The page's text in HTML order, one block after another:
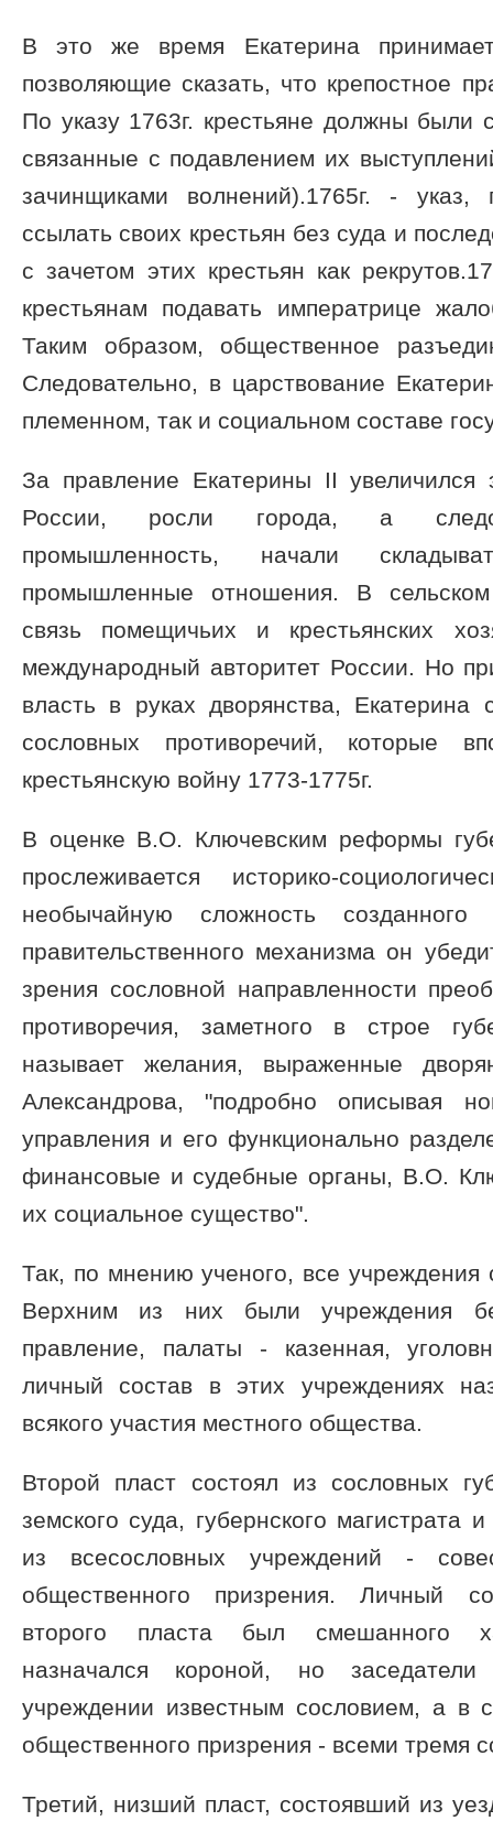
В это же время Екатерина
позволяющие сказать, что крепостное
По указу 1763г. крестьяне должны были
связанные с подавлением их
зачинщиками волнений).1765г. -
ссылать своих крестьян без суда и
с зачетом этих крестьян как
крестьянам подавать императрице
Таким образом, общественное
Следовательно, в царствование
племенном, так и социальном составе
За правление Екатерины II увеличился
России, росли города, а
промышленность, начали
промышленные отношения. В сельском
связь помещичьих и крестьянских
международный авторитет России. Но
власть в руках дворянства, Екатерина
сословных противоречий, которые
крестьянскую войну 1773-1775г.
В оценке В.О. Ключевским реформы
прослеживается историко-
необычайную сложность созданного
правительственного механизма он
зрения сословной направленности
противоречия, заметного в строе
называет желания, выраженные
Александрова, "подробно описывая
управления и его функционально
финансовые и судебные органы, В.О.
их социальное существо".
Так, по мнению ученого, все учреждения
Верхним из них были учреждения
правление, палаты - казенная,
личный состав в этих учреждениях
всякого участия местного общества.
Второй пласт состоял из сословных
земского суда, губернского магистрата
из всесословных учреждений -
общественного призрения. Личный
второго пласта был смешанного
назначался короной, но
учреждении известным сословием, а в
общественного призрения - всеми тремя
Третий, низший пласт, состоявший из